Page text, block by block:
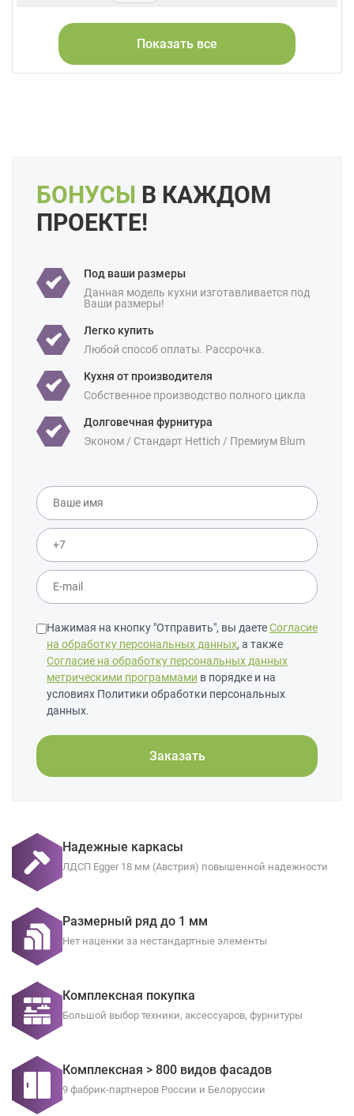
Большие Маленькие Свои размеры
Встроенные
Готовые
Интегрированные ручки
Под потолок
5 кв м 6 кв м 7 кв м
8 кв м
9 кв м
10 кв м 12 кв м 18 кв м
Показать все
БОНУСЫ В КАЖДОМ
ПРОЕКТЕ!
Под ваши размеры
Данная модель кухни изготавливается под
Ваши размеры!
Легко купить
Любой способ оплаты. Рассрочка.
Кухня от производителя
Собственное производство полного цикла
Долговечная фурнитура
Эконом / Стандарт Hettich / Премиум Blum
Нажимая на кнопку "Отправить", вы даетеСогласие
на обработку персональных данных, а также
Согласие на обработку персональных данных
метрическими программами в порядке и на
условиях Политики обработки персональных
данных.
Заказать
Надежные каркасы
ЛДСП Egger 18 мм (Австрия) повышенной надежности
Размерный ряд до 1 мм
Нет наценки за нестандартные элементы
Комплексная покупка
Большой выбор техники, аксессуаров, фурнитуры
Комплексная > 800 видов фасадов
9 фабрик-партнеров России и Белоруссии